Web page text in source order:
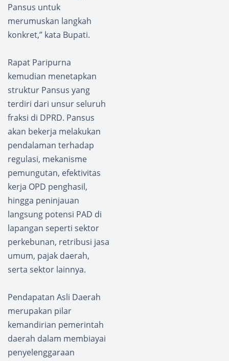
Pansus untuk
merumuskan langkah
konkret,” kata Bupati.
Rapat Paripurna
kemudian menetapkan
struktur Pansus yang
terdiri dari unsur seluruh
fraksi di DPRD. Pansus
akan bekerja melakukan
pendalaman terhadap
regulasi, mekanisme
pemungutan, efektivitas
kerja OPD penghasil,
hingga peninjauan
langsung potensi PAD di
lapangan seperti sektor
perkebunan, retribusi jasa
umum, pajak daerah,
serta sektor lainnya.
Pendapatan Asli Daerah
merupakan pilar
kemandirian pemerintah
daerah dalam membiayai
penyelenggaraan